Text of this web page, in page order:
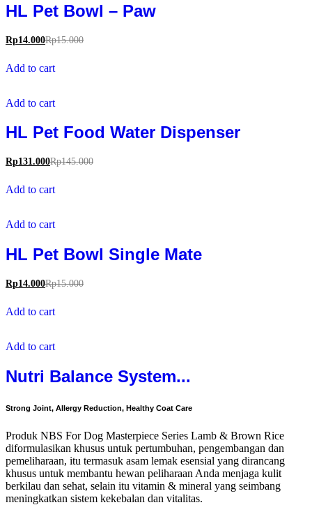
HL Pet Bowl – Paw
Rp14.000Rp15.000
Add to cart
Add to cart
HL Pet Food Water Dispenser
Rp131.000Rp145.000
Add to cart
Add to cart
HL Pet Bowl Single Mate
Rp14.000Rp15.000
Add to cart
Add to cart
Nutri Balance System...
Strong Joint, Allergy Reduction, Healthy Coat Care
Produk NBS For Dog Masterpiece Series Lamb & Brown Rice
diformulasikan khusus untuk pertumbuhan, pengembangan dan
pemeliharaan, itu termasuk asam lemak esensial yang dirancang
khusus untuk membantu hewan peliharaan Anda menjaga kulit
berkilau dan sehat, selain itu vitamin & mineral yang seimbang
meningkatkan sistem kekebalan dan vitalitas.